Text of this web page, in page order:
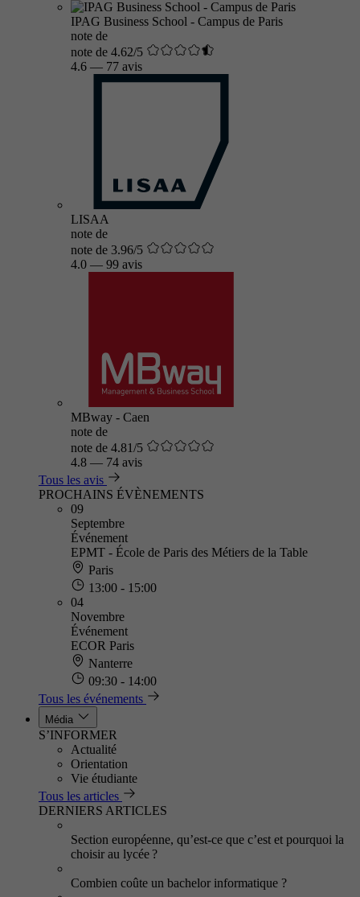
IPAG Business School - Campus de Paris
note de
note de 4.62/5
4.6 — 77 avis
LISAA
note de
note de 3.96/5
4.0 — 99 avis
MBway - Caen
note de
note de 4.81/5
4.8 — 74 avis
Tous les avis
PROCHAINS ÉVÈNEMENTS
09
Septembre
Événement
EPMT - École de Paris des Métiers de la Table
Paris
13:00 - 15:00
04
Novembre
Événement
ECOR Paris
Nanterre
09:30 - 14:00
Tous les événements
Média
S’INFORMER
Actualité
Orientation
Vie étudiante
Tous les articles
DERNIERS ARTICLES
Section européenne, qu’est-ce que c’est et pourquoi la
choisir au lycée ?
Combien coûte un bachelor informatique ?